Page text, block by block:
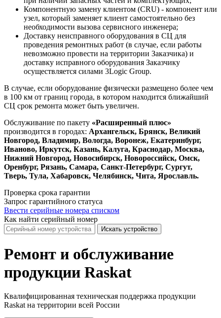
Компонентную замену клиентом (CRU) - компонент или
узел, который заменяет клиент самостоятельно без
необходимости вызова сервисного инженера;
Доставку неисправного оборудования в СЦ для
проведения ремонтных работ (в случае, если работы
невозможно провести на территории Заказчика) и
доставку исправного оборудования Заказчику
осуществляется силами 3Logic Group.
В случае, если оборудование физически размещено более чем
в 100 км от границ города, в котором находится ближайший
СЦ срок ремонта может быть увеличен.
Обслуживание по пакету «Расширенный плюс»
производится в городах: Архангельск, Брянск, Великий
Новгород, Владимир, Вологда, Воронеж, Екатеринбург,
Иваново, Иркутск, Казань, Калуга, Краснодар, Москва,
Нижний Новгород, Новосибирск, Новороссийск, Омск,
Оренбург, Рязань, Самара, Санкт-Петербург, Сургут,
Тверь, Тула, Хабаровск, Челябинск, Чита, Ярославль.
Проверка срока гарантии
Запрос гарантийного статуса
Ввести серийные номера списком
Как найти серийный номер
Искать устройство
Ремонт и обслуживание
продукции Raskat
Квалифицированная техническая поддержка продукции
Raskat на территории всей России